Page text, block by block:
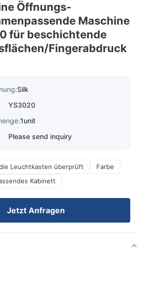
Öffnungs-
Maschine
für beschichtende
Fingerabdruck
Silk
YS3020
1unit
Please send inquiry
Leuchtkasten überprüft
Farbe
Kabinett
Jetzt Anfragen